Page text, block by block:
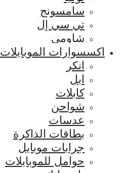
سامسونج
تي سي إل
شاومي
اكسسوارات الموبايلات
انكر
ابل
كابلات
شواحن
عدسات
بطاقات الذاكرة
جرابات موبايل
حوامل للموبايلات